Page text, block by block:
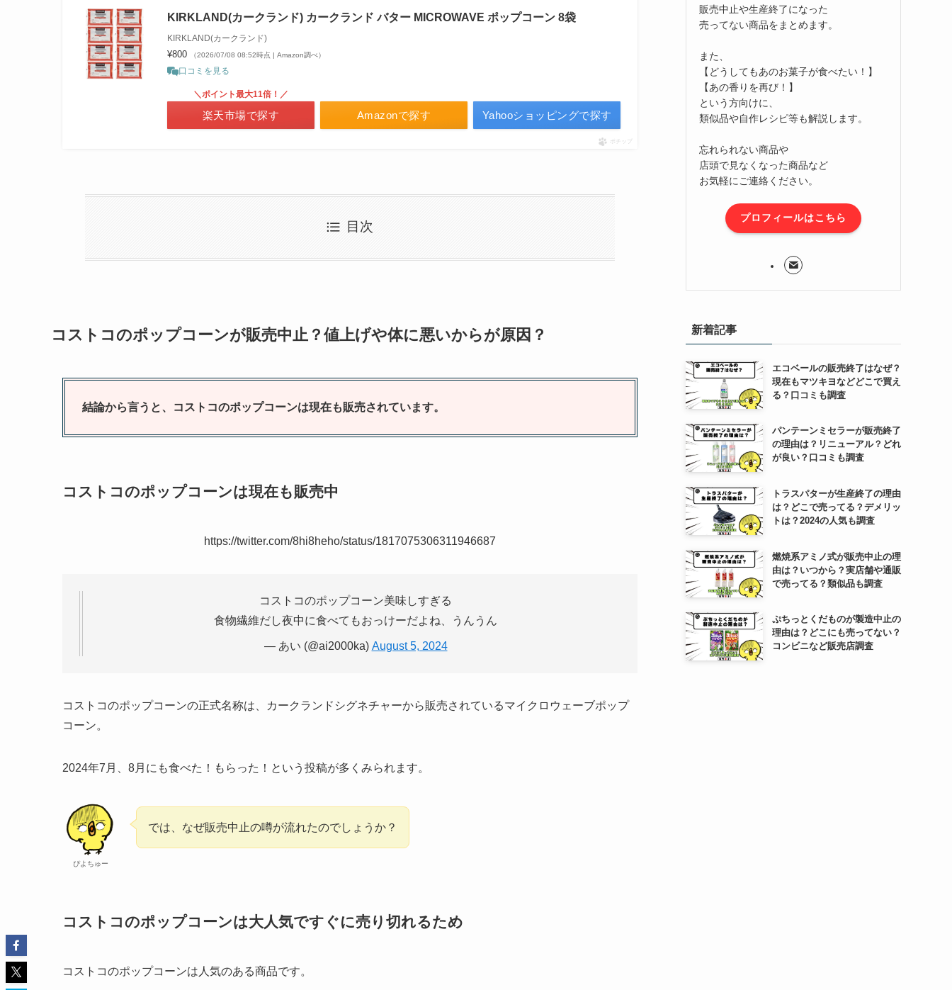
KIRKLAND(カークランド) カークランド バター MICROWAVE ポップコーン 8袋
KIRKLAND(カークランド)
¥800 （2026/07/08 08:52時点 | Amazon調べ）
口コミを見る
Amazonで探す
＼ポイント最大11倍！／
楽天市場で探す Yahooショッピングで探す
ポチップ
目次
コストコのポップコーンが販売中止？値上げや体に悪いからが原因？
結論から言うと、コストコのポップコーンは現在も販売されています。
コストコのポップコーンは現在も販売中
https://twitter.com/8hi8heho/status/1817075306311946687
コストコのポップコーン美味しすぎる
食物繊維だし夜中に食べてもおっけーだよね、うんうん
— あい (@ai2000ka) August 5, 2024
コストコのポップコーンの正式名称は、カークランドシグネチャーから販売されているマイクロウェーブポップ
コーン。
2024年7月、8月にも食べた！もらった！という投稿が多くみられます。
ぴよちゅー
では、なぜ販売中止の噂が流れたのでしょうか？
コストコのポップコーンは大人気ですぐに売り切れるため
コストコのポップコーンは人気のある商品です。
販売中止や生産終了になった
売ってない商品をまとめます。
また、
【どうしてもあのお菓子が食べたい！】
【あの香りを再び！】
という方向けに、
類似品や自作レシピ等も解説します。
忘れられない商品や
店頭で見なくなった商品など
お気軽にご連絡ください。
プロフィールはこちら
新着記事
エコベールの販売終了はなぜ？
現在もマツキヨなどどこで買え
る？口コミも調査
パンテーンミセラーが販売終了
の理由は？リニューアル？どれ
が良い？口コミも調査
トラスパターが生産終了の理由
は？どこで売ってる？デメリッ
トは？2024の人気も調査
燃焼系アミノ式が販売中止の理
由は？いつから？実店舗や通販
で売ってる？類似品も調査
ぷちっとくだものが製造中止の
理由は？どこにも売ってない？
コンビニなど販売店調査